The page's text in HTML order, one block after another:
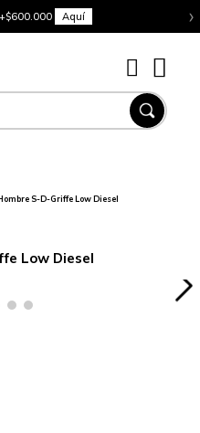
Aquí ›
S-D-Griffe Low Diesel
Low Diesel